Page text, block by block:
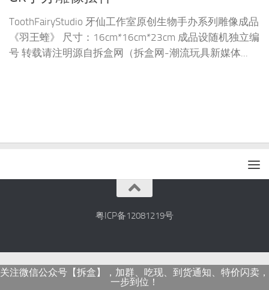
ToothFairyStudio 牙仙工作室原创生物手办系列雕像成品
《羽王蝰》 尺寸：16cm*16cm*23cm 成品设随机独立编
号 转载请注明源自拆盒网（拆盒网-潮流玩具新媒体...
粤ICP备12081219号
关注微信公众号【拆盒】，加群、吃现、到货通知、特价闪卖，
一步到位！